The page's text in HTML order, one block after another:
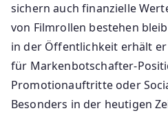
sichern auch finanzielle
von Filmrollen bestehen
in der Öffentlichkeit erhält
für Markenbotschafter-
Promotionauftritte oder
Besonders in der heutigen